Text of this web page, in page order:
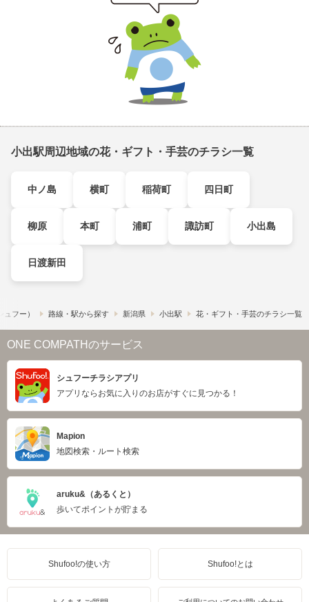
小出駅周辺地域の花・ギフト・手芸のチラシ一覧
中ノ島 横町 稲荷町 四日町
柳原 本町 浦町 諏訪町 小出島
日渡新田
フー） 路線・駅から探す 新潟県 小出駅 花・ギフト・手芸のチラシ一覧
ONE COMPATHのサービス
シュフーチラシアプリ
アプリならお気に入りのお店がすぐに見つかる！
Mapion
地図検索・ルート検索
aruku&（あるくと）
歩いてポイントが貯まる
Shufoo!の使い方 Shufoo!とは